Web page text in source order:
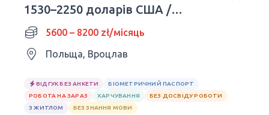
1530–2250 доларів США /
Вроцлав5600 – 8200 zł/місяць
Польща, Вроцлав
ВІДГУК БЕЗ АНКЕТИ
БІОМЕТРИЧНИЙ ПАСПОРТ
РОБОТА НА ЗАРАЗ
ХАРЧУВАННЯ
БЕЗ ДОСВІДУ РОБОТИ
З ЖИТЛОМ
БЕЗ ЗНАННЯ МОВИ